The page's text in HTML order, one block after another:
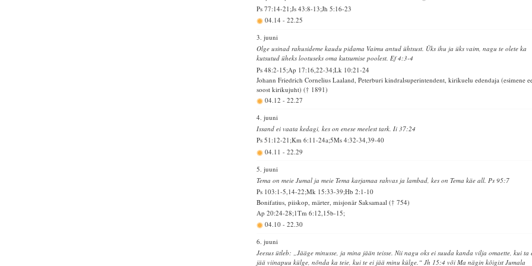
Ps 77:14-21;Js 43:8-13;Jh 5:16-23
04.14-22.25
3. juuni
Olge usinad rahusideme kaudu pidama Vaimu antud ühtsust. Üks ihu ja üks vaim, nagu te olete ka
kutsutud üheks lootuseks oma kutsumise poolest. Ef 4:3-4
Ps 48:2-15;Ap 17:16,22-34;Lk 10:21-24
Johann Friedrich Cornelius Laaland, Peterburi kindralsuperintendent, kirikuelu edendaja (esimene
soost kirikujuht) († 1891)
04.12-22.27
4. juuni
Issand ei vaata kedagi, kes on enese meelest tark. Ii 37:24
Ps 51:12-21;Km 6:11-24a;5Ms 4:32-34,39-40
04.11-22.29
5. juuni
Tema on meie Jumal ja meie Tema karjamaa rahvas ja lambad, kes on Tema käe all. Ps 95:7
Ps 103:1-5,14-22;Mk 15:33-39;Hb 2:1-10
Bonifatius, piiskop, märter, misjonär Saksamaal († 754)
Ap 20:24-28;1Tm 6:12,15b-15;
04.10-22.30
6. juuni
Jeesus ütleb: „Jääge minusse, ja mina jään teisse. Nii nagu oks ei suuda kanda vilja omaette, kui ta
jää viinapuu külge, nõnda ka teie, kui te ei jää minu külge.“ Jh 15:4 või Ma nägin kõigist Jumala